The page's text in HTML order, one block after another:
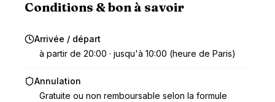
Conditions & bon à savoir
Arrivée / départ
à partir de 20:00 · jusqu'à 10:00 (heure de Paris)
Annulation
Gratuite ou non remboursable selon la formule